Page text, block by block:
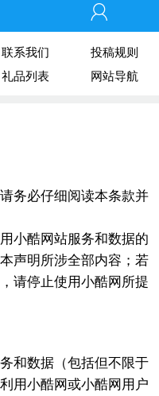
联系我们
投稿规则
礼品列表 网站导航
务必仔细阅读本条款并
小酷网站服务和数据的
声明所涉全部内容；若
请停止使用小酷网所提
和数据（包括但不限于
用小酷网或小酷网用户